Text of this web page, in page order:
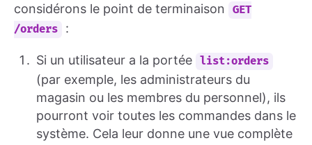
considérons le point de terminaison
GET
/orders
:
Si un utilisateur a la portée list:orders
(par exemple, les administrateurs du
magasin ou les membres du personnel), ils
pourront voir toutes les commandes dans le
système. Cela leur donne une vue complète